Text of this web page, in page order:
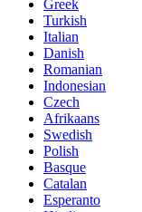
Greek
Turkish
Italian
Danish
Romanian
Indonesian
Czech
Afrikaans
Swedish
Polish
Basque
Catalan
Esperanto